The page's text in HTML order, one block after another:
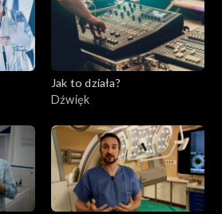
Jak to działa?
Dźwięk